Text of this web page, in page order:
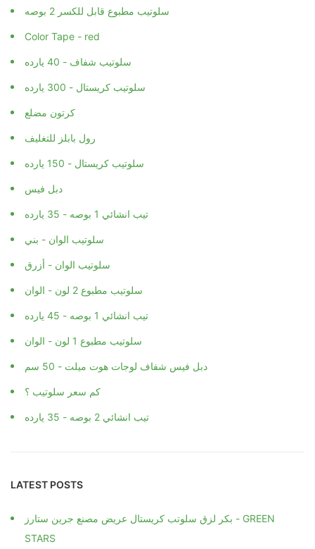
سلوتيب مطبوع قابل للكسر 2 بوصه
Color Tape - red
سلوتيب شفاف - 40 يارده
سلوتيب كريستال - 300 يارده
كرتون مضلع
رول بابلز للتغليف
سلوتيب كريستال - 150 يارده
دبل فيس
تيب انشائي 1 بوصه - 35 يارده
سلوتيب الوان - بني
سلوتيب الوان - أزرق
سلوتيب مطبوع 2 لون - الوان
تيب انشائي 1 بوصه - 45 يارده
سلوتيب مطبوع 1 لون - الوان
دبل فيس شفاف لوجات هوت ميلت - 50 سم
كم سعر سلوتيب ؟
تيب انشائي 2 بوصه - 35 يارده
LATEST POSTS
بكر لزق سلوتب كريستال عريض مصنع جرين ستارز - GREEN
STARS